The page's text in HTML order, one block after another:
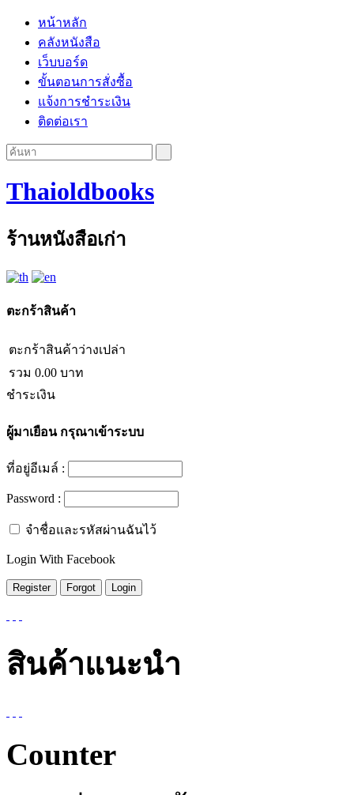
หน้าหลัก
คลังหนังสือ
เว็บบอร์ด
ขั้นตอนการสั่งซื้อ
แจ้งการชำระเงิน
ติดต่อเรา
Thaioldbooks
ร้านหนังสือเก่า
ตะกร้าสินค้า
ตะกร้าสินค้าว่างเปล่า
รวม 0.00 บาท
ชำระเงิน
ผู้มาเยือนกรุณาเข้าระบบ
ที่อยู่อีเมล์ :
Password :
จำชื่อและรหัสผ่านฉันไว้
Login With Facebook
สินค้าแนะนำ
Counter